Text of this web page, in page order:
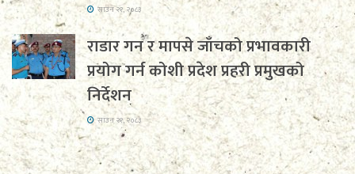
साउन २१, २०८३
राडार गन र मापसे जाँचको प्रभावकारी
प्रयोग गर्न कोशी प्रदेश प्रहरी प्रमुखको
निर्देशन
साउन २१, २०८३